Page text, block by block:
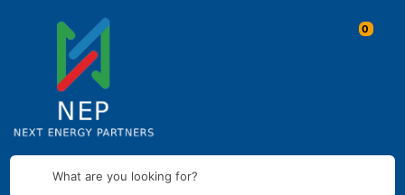
What are you looking for?